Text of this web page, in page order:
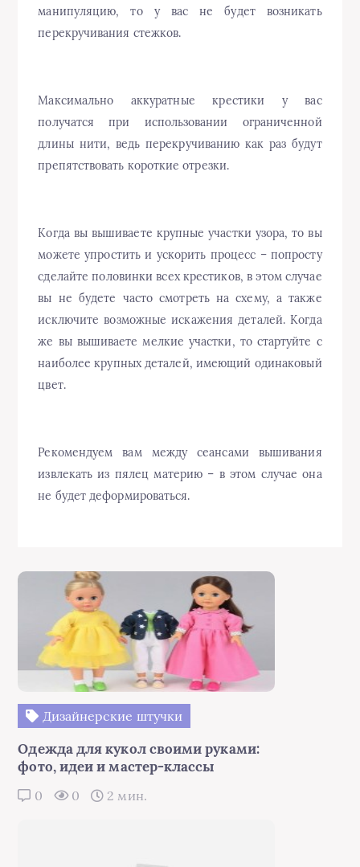
манипуляцию, то у вас не будет возникать
перекручивания стежков.
Максимально аккуратные крестики у вас
получатся при использовании ограниченной
длины нити, ведь перекручиванию как раз будут
препятствовать короткие отрезки.
Когда вы вышиваете крупные участки узора, то вы
можете упростить и ускорить процесс – попросту
сделайте половинки всех крестиков, в этом случае
вы не будете часто смотреть на схему, а также
исключите возможные искажения деталей. Когда
же вы вышиваете мелкие участки, то стартуйте с
наиболее крупных деталей, имеющий одинаковый
цвет.
Рекомендуем вам между сеансами вышивания
извлекать из пялец материю – в этом случае она
не будет деформироваться.
Дизайнерские штучки
Одежда для кукол своими руками:
фото, идеи и мастер-классы
0 0 2 мин.